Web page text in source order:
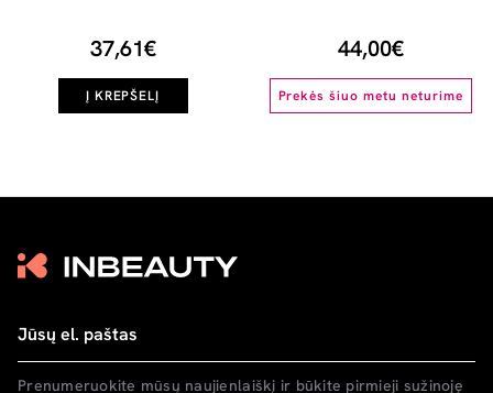
37,61€
Į KREPŠELĮ
44,00€
Prekės šiuo metu neturime
Prenumeruokite mūsų naujienlaiškį ir būkite pirmieji sužinoję